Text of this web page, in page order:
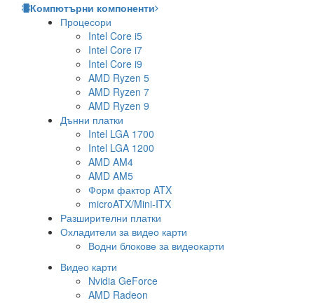
Компютърни компоненти
Процесори
Intel Core i5
Intel Core i7
Intel Core i9
AMD Ryzen 5
AMD Ryzen 7
AMD Ryzen 9
Дънни платки
Intel LGA 1700
Intel LGA 1200
AMD AM4
AMD AM5
Форм фактор ATX
microATX/Mini-ITX
Разширителни платки
Охладители за видео карти
Водни блокове за видеокарти
Видео карти
Nvidia GeForce
AMD Radeon